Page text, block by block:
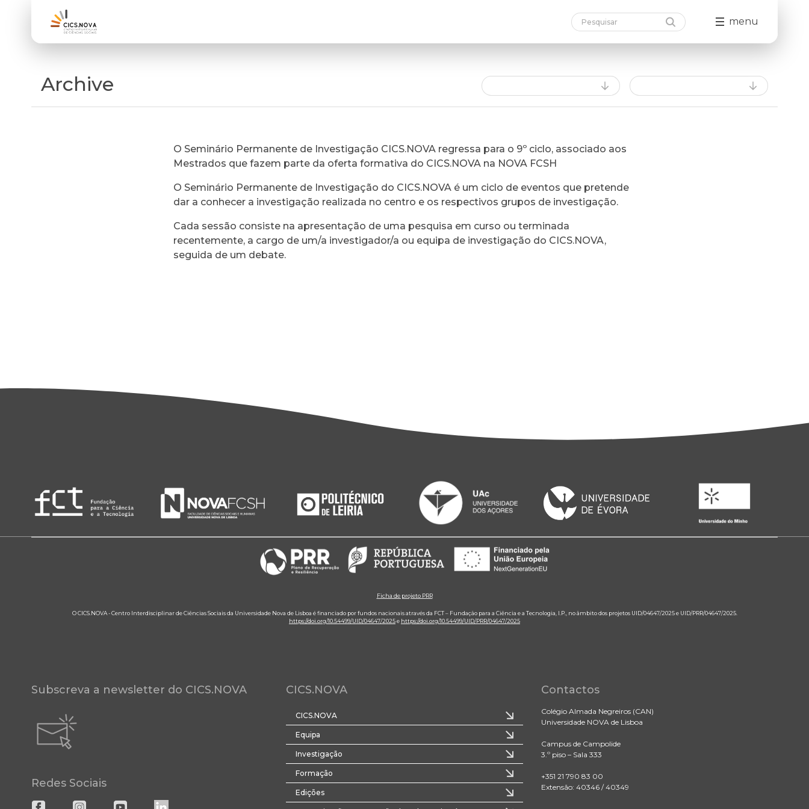
menu
Archive
O Seminário Permanente de Investigação CICS.NOVA regressa para o 9º ciclo, associado aos
Mestrados que fazem parte da oferta formativa do CICS.NOVA na NOVA FCSH
O Seminário Permanente de Investigação do CICS.NOVA é um ciclo de eventos que pretende
dar a conhecer a investigação realizada no centro e os respectivos grupos de investigação.
Cada sessão consiste na apresentação de uma pesquisa em curso ou terminada
recentemente, a cargo de um/a investigador/a ou equipa de investigação do CICS.NOVA,
seguida de um debate.
Ficha de projeto PRR
O CICS.NOVA - Centro Interdisciplinar de Ciências Sociais da Universidade Nova de Lisboa é financiado por fundos nacionais através da FCT – Fundação para a Ciência e a Tecnologia, I.P., no âmbito dos projetos UID/04647/2025 e UID/PRR/04647/2025.
https://doi.org/10.54499/UID/04647/2025e https://doi.org/10.54499/UID/PRR/04647/2025
Subscreva a newsletter do CICS.NOVA
Redes Sociais
CICS.NOVA
CICS.NOVA
Equipa
Investigação
Formação
Edições
Contactos
Colégio Almada Negreiros (CAN)
Universidade NOVA de Lisboa
Campus de Campolide
3.º piso – Sala 333
+351 21 790 83 00
Extensão: 40346 / 40349